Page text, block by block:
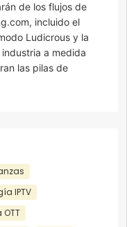
de los flujos de
incluido el
Ludicrous y la
a medida
las pilas de
IPTV